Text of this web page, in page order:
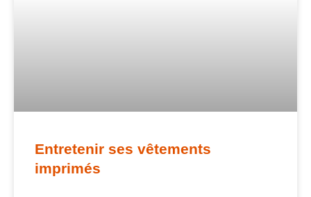
Entretenir ses vêtements
imprimés